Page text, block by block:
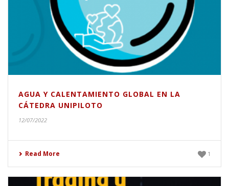
AGUA Y CALENTAMIENTO GLOBAL EN LA
CÁTEDRA UNIPILOTO
12/07/2022
Read More 1